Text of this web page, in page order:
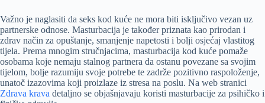
Važno je naglasiti da seks kod kuće ne mora biti isključivo vezan uz
partnerske odnose. Masturbacija je također priznata kao prirodan i
zdrav način za opuštanje, smanjenje napetosti i bolji osjećaj vlastitog
tijela. Prema mnogim stručnjacima, masturbacija kod kuće pomaže
osobama koje nemaju stalnog partnera da ostanu povezane sa svojim
tijelom, bolje razumiju svoje potrebe te zadrže pozitivno raspoloženje,
unatoč izazovima koji proizlaze iz stresa na poslu. Na web stranici
Zdrava krava detaljno se objašnjavaju koristi masturbacije za psihičko i